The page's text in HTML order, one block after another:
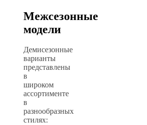
Межсезонные
модели
Демисезонные
варианты
представлены
в
широком
ассортименте
в
разнообразных
стилях: